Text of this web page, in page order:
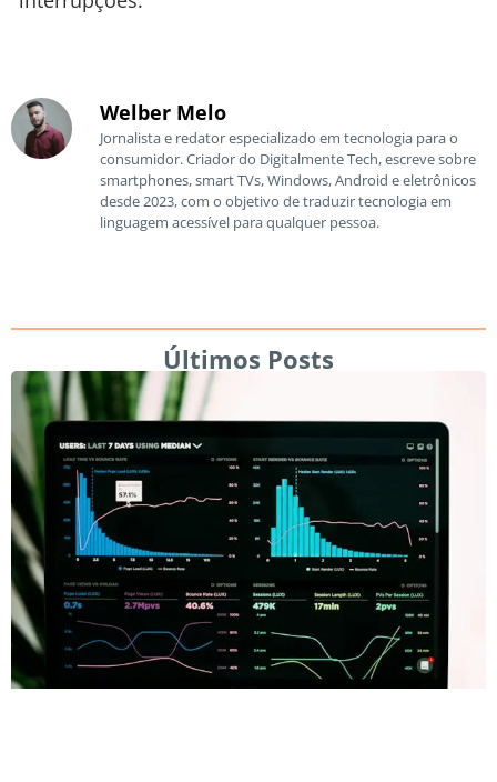
Welber Melo
Jornalista e redator especializado em tecnologia para o
consumidor. Criador do Digitalmente Tech, escreve sobre
smartphones, smart TVs, Windows, Android e eletrônicos
desde 2023, com o objetivo de traduzir tecnologia em
linguagem acessível para qualquer pessoa.
Últimos Posts